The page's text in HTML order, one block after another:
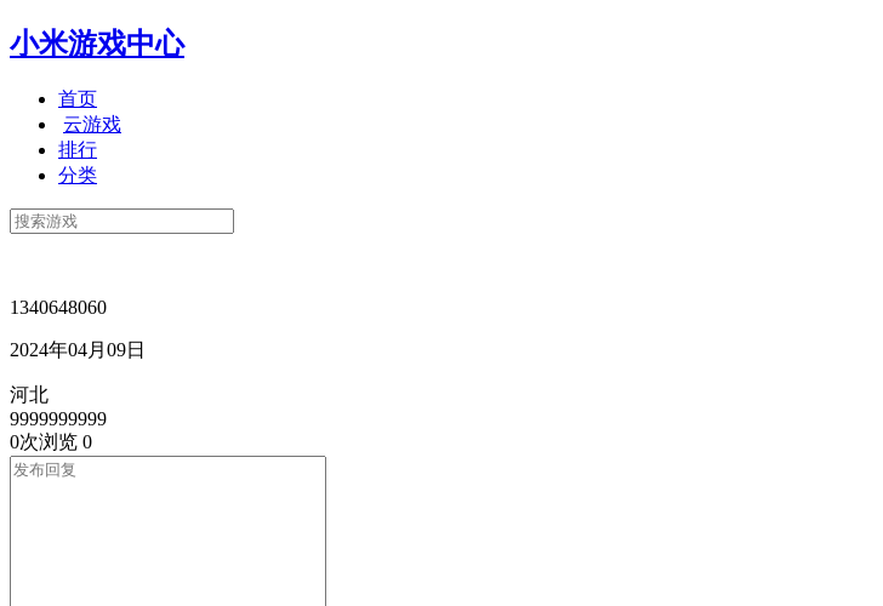
小米游戏中心
首页
云游戏
排行
分类
1340648060
2024年04月09日
河北
9999999999
0次浏览 0